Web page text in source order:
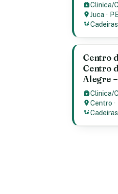
Clinica/
Juca ·
Centro
Centro
Alegre –
Clinica/
Centro ·